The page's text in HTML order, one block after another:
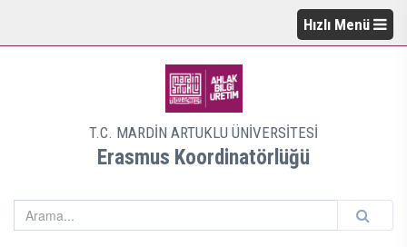
Hızlı Menü
T.C. MARDİN ARTUKLU ÜNİVERSİTESİ
Erasmus Koordinatörlüğü